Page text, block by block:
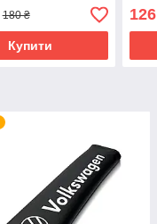
180 ₴
Купити
126